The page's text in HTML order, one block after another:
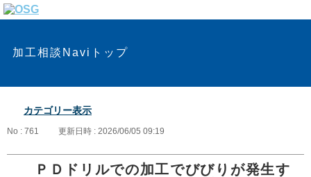
加工相談Naviトップ
カテゴリー表示
No : 761 更新日時 : 2026/06/05 09:19
ＰＤドリルでの加工でびびりが発生す